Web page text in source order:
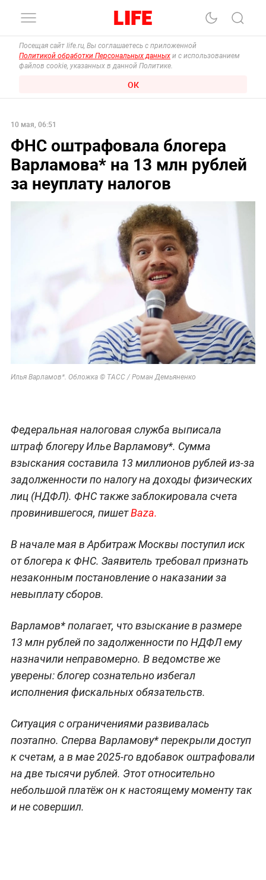
Посещая сайт life.ru, Вы соглашаетесь с приложенной
Политикой обработки Персональных данных и с использованием
файлов cookie, указанных в данной Политике.
ОК
10 мая, 06:51
ФНС оштрафовала блогера
Варламова* на 13 млн рублей
за неуплату налогов
Илья Варламов*. Обложка © ТАСС / Роман Демьяненко
Федеральная налоговая служба выписала
штраф блогеру Илье Варламову*. Сумма
взыскания составила 13 миллионов рублей из-за
задолженности по налогу на доходы физических
лиц (НДФЛ). ФНС также заблокировала счета
провинившегося, пишетBaza.
В начале мая в Арбитраж Москвы поступил иск
от блогера к ФНС. Заявитель требовал признать
незаконным постановление о наказании за
невыплату сборов.
Варламов* полагает, что взыскание в размере
13 млн рублей по задолженности по НДФЛ ему
назначили неправомерно. В ведомстве же
уверены: блогер сознательно избегал
исполнения фискальных обязательств.
Ситуация с ограничениями развивалась
поэтапно. Сперва Варламову* перекрыли доступ
к счетам, а в мае 2025-го вдобавок оштрафовали
на две тысячи рублей. Этот относительно
небольшой платёж он к настоящему моменту так
и не совершил.